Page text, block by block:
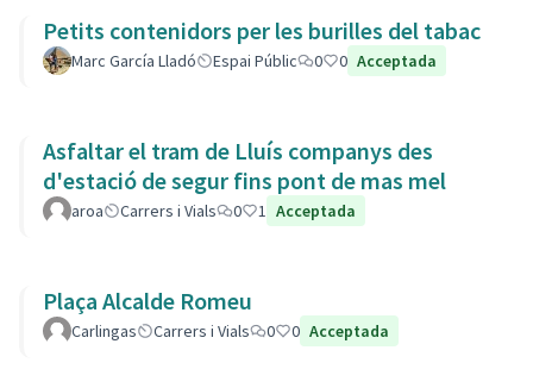
Petits contenidors per les burilles del tabac
Marc García Lladó Espai Públic 0 0 Acceptada
Asfaltar el tram de Lluís companys des
d'estació de segur fins pont de mas mel
aroa Carrers i Vials 0 1 Acceptada
Plaça Alcalde Romeu
Carlingas Carrers i Vials 0 0 Acceptada